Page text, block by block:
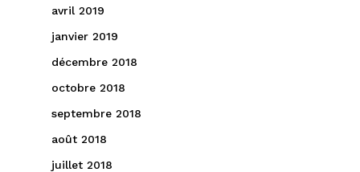
avril 2019
janvier 2019
décembre 2018
octobre 2018
septembre 2018
août 2018
juillet 2018